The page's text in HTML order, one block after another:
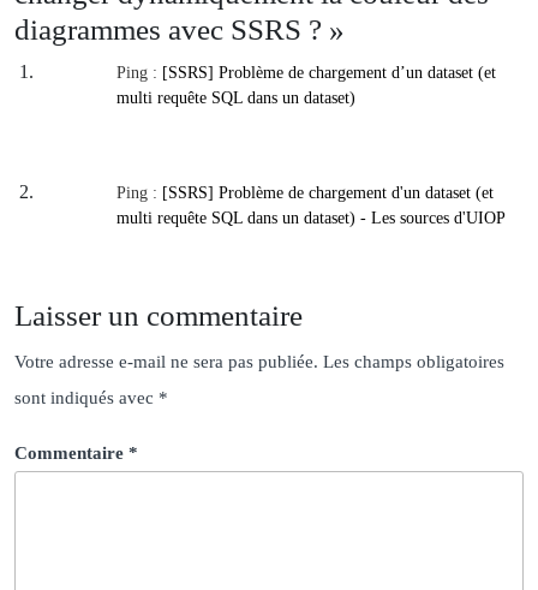
diagrammes avec SSRS ? »
Ping : [SSRS] Problème de chargement d’un dataset (et
multi requête SQL dans un dataset)
Ping : [SSRS] Problème de chargement d'un dataset (et
multi requête SQL dans un dataset) - Les sources d'UIOP
Laisser un commentaire
Votre adresse e-mail ne sera pas publiée. Les champs obligatoires
sont indiqués avec *
Commentaire *